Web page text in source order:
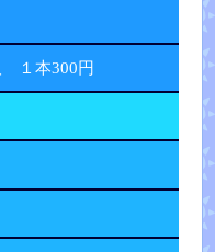
１本300円